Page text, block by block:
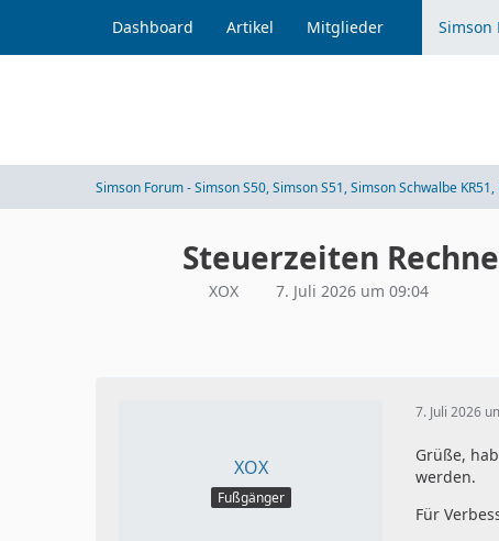
Dashboard Artikel Mitglieder Simson
Simson Forum - Simson S50, Simson S51, Simson Schwalbe
Steuerzeiten
XOX 7. Juli 2026 um 09:04
XOX
Fußgänger
7. Juli 2026
Grüße,
werden.
Für